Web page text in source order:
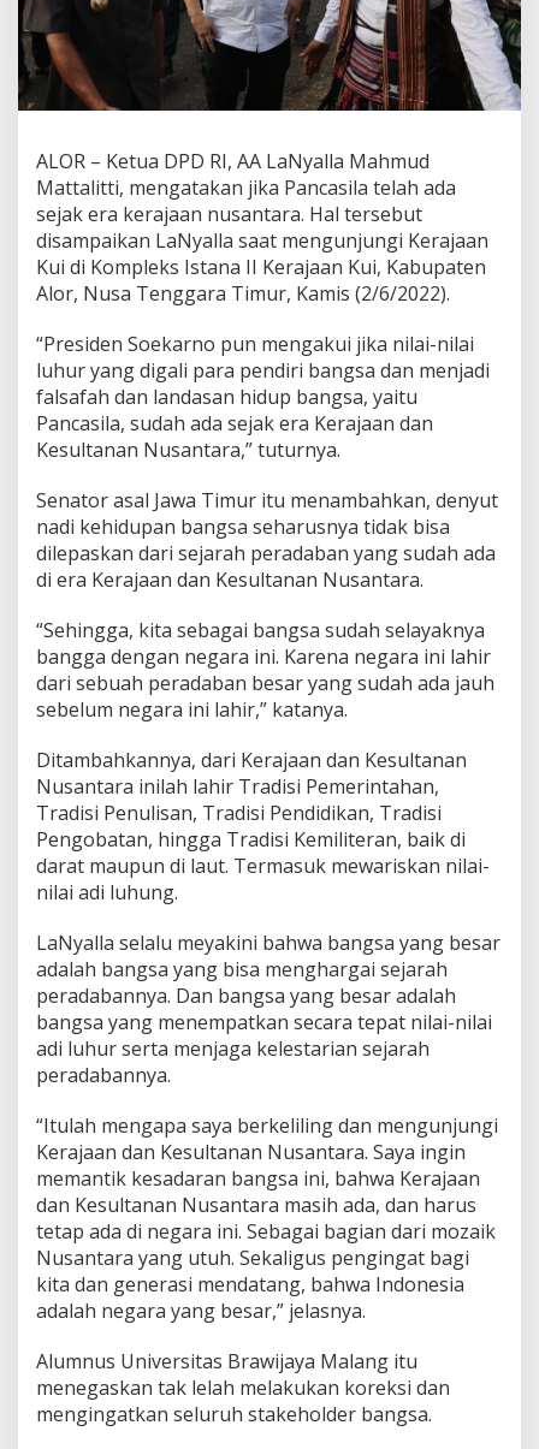
a
T
e
g
a
s
k
a
P
a
n
c
a
s
a
S
u
d
A
d
a
S
a
k
E
r
a
K
a
j
a
a
n
N
a
n
t
a
r
a
ALOR – Ketua DPD RI, AA LaNyalla Mahmud
Mattalitti, mengatakan jika Pancasila telah ada
sejak era kerajaan nusantara. Hal tersebut
disampaikan LaNyalla saat mengunjungi Kerajaan
Kui di Kompleks Istana II Kerajaan Kui, Kabupaten
Alor, Nusa Tenggara Timur, Kamis (2/6/2022).
“Presiden Soekarno pun mengakui jika nilai-nilai
luhur yang digali para pendiri bangsa dan menjadi
falsafah dan landasan hidup bangsa, yaitu
Pancasila, sudah ada sejak era Kerajaan dan
Kesultanan Nusantara,” tuturnya.
Senator asal Jawa Timur itu menambahkan, denyut
nadi kehidupan bangsa seharusnya tidak bisa
dilepaskan dari sejarah peradaban yang sudah ada
di era Kerajaan dan Kesultanan Nusantara.
“Sehingga, kita sebagai bangsa sudah selayaknya
bangga dengan negara ini. Karena negara ini lahir
dari sebuah peradaban besar yang sudah ada jauh
sebelum negara ini lahir,” katanya.
Ditambahkannya, dari Kerajaan dan Kesultanan
Nusantara inilah lahir Tradisi Pemerintahan,
Tradisi Penulisan, Tradisi Pendidikan, Tradisi
Pengobatan, hingga Tradisi Kemiliteran, baik di
darat maupun di laut. Termasuk mewariskan nilai-
nilai adi luhung.
LaNyalla selalu meyakini bahwa bangsa yang besar
adalah bangsa yang bisa menghargai sejarah
peradabannya. Dan bangsa yang besar adalah
bangsa yang menempatkan secara tepat nilai-nilai
adi luhur serta menjaga kelestarian sejarah
peradabannya.
“Itulah mengapa saya berkeliling dan mengunjungi
Kerajaan dan Kesultanan Nusantara. Saya ingin
memantik kesadaran bangsa ini, bahwa Kerajaan
dan Kesultanan Nusantara masih ada, dan harus
tetap ada di negara ini. Sebagai bagian dari mozaik
Nusantara yang utuh. Sekaligus pengingat bagi
kita dan generasi mendatang, bahwa Indonesia
adalah negara yang besar,” jelasnya.
Alumnus Universitas Brawijaya Malang itu
menegaskan tak lelah melakukan koreksi dan
mengingatkan seluruh stakeholder bangsa.